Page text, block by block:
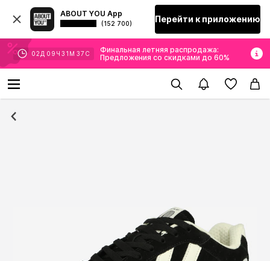
ABOUT YOU App
(152 700) Перейти к приложению
02 Д 09 Ч 31 М 36 С
Финальная летняя распродажа:
Предложения со скидками до 60%